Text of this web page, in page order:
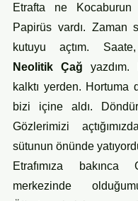
Etrafta ne
Papirüs vardı. Zaman
kutuyu açtım.
Neolitik Çağ
kalktı yerden. Hortuma
bizi içine aldı.
Gözlerimizi
sütunun önünde
Etrafımıza bakınca
merkezinde